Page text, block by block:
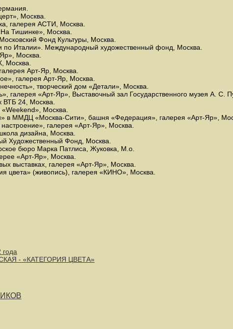
Москва.
галерея АСТИ, Москва.
Тишинке», Москва.
Фонд Культуры, Москва.
по Италии». Международный художественный фонд, Москва.
Москва.
Москва.
Арт-Яр, Москва.
галерея Арт-Яр, Москва.
творческий дом «Детали», Москва.
галерея «Арт-Яр», Выставочный зал Государственного музея А. С.
ВТБ 24, Москва.
Москва.
в ММДЦ «Москва-Сити», башня «Федерация», галерея «Арт-Яр»,
галерея «Арт-Яр», Москва.
дизайна, Москва.
Художественный Фонд, Москва.
бюро Марка Патлиса, Жуковка, М.о.
«Арт-Яр», Москва.
выставках, галерея «Арт-Яр», Москва.
цвета» (живопись), галерея «КИНО», Москва.
- «КАТЕГОРИЯ ЦВЕТА»